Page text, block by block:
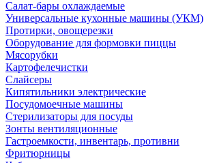
Салат-бары охлаждаемые
Универсальные кухонные машины (УКМ)
Протирки, овощерезки
Оборудование для формовки пиццы
Мясорубки
Картофелечистки
Слайсеры
Кипятильники электрические
Посудомоечные машины
Стерилизаторы для посуды
Зонты вентиляционные
Гастроемкости, инвентарь, противни
Фритюрницы